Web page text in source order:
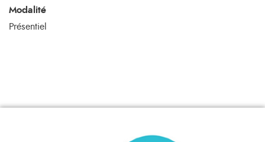
Modalité
Présentiel